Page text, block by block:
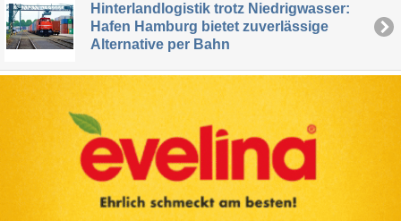
Hinterlandlogistik trotz Niedrigwasser:
Hafen Hamburg bietet zuverlässige
Alternative per Bahn